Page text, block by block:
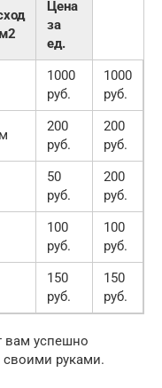
Цена
за
ед.
1000
руб.
1000
руб.
200
руб.
200
руб.
50
руб.
200
руб.
100
руб.
100
руб.
150
руб.
150
руб.
вам успешно
своими руками.